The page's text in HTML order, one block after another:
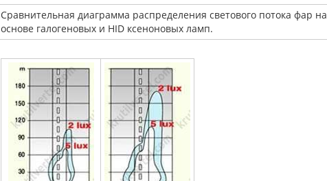
Сравнительная диаграмма распределения светового потока фар на
основе галогеновых и HID ксеноновых ламп.